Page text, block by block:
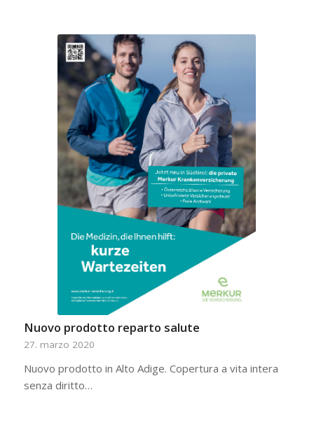
Nuovo prodotto reparto salute
27. marzo 2020
Nuovo prodotto in Alto Adige. Copertura a vita intera
senza diritto…